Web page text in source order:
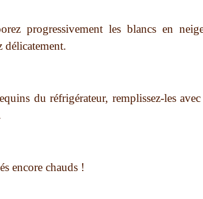
progressivement les blancs en
délicatement.
du réfrigérateur, remplissez-les
encore chauds !